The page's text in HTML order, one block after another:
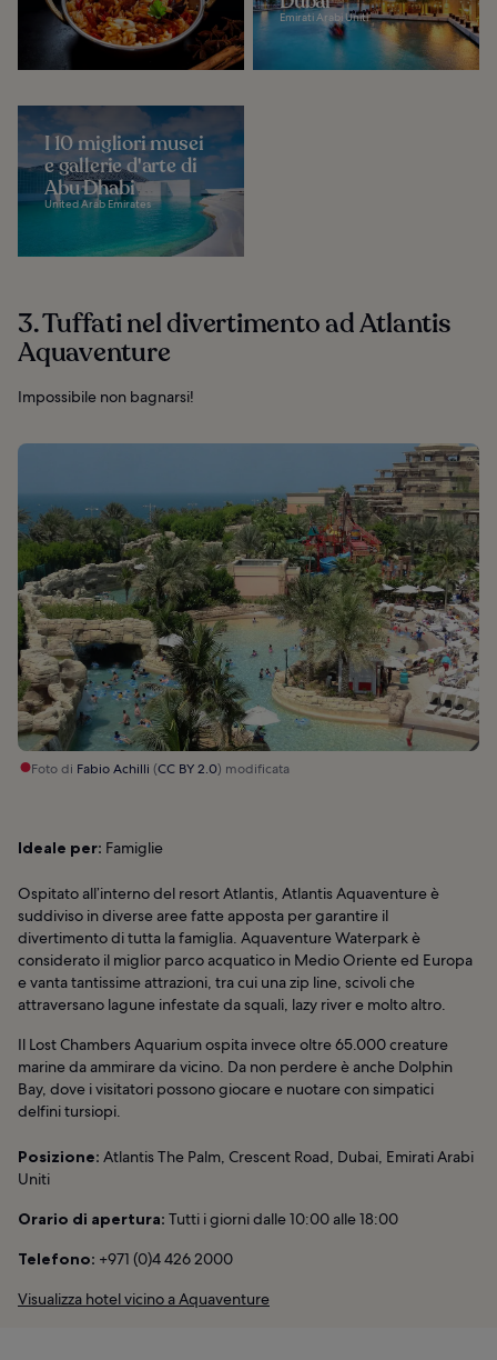
Emirati Arabi Uniti
I 10 migliori musei
e gallerie d'arte di
Abu Dhabi
United Arab Emirates
3. Tuffati nel divertimento ad Atlantis
Aquaventure
Impossibile non bagnarsi!
Foto di Fabio Achilli (CC BY 2.0) modificata
Ideale per: Famiglie
Ospitato all’interno del resort Atlantis, Atlantis Aquaventure è
suddiviso in diverse aree fatte apposta per garantire il
divertimento di tutta la famiglia. Aquaventure Waterpark è
considerato il miglior parco acquatico in Medio Oriente ed Europa
e vanta tantissime attrazioni, tra cui una zip line, scivoli che
attraversano lagune infestate da squali, lazy river e molto altro.
Il Lost Chambers Aquarium ospita invece oltre 65.000 creature
marine da ammirare da vicino. Da non perdere è anche Dolphin
Bay, dove i visitatori possono giocare e nuotare con simpatici
delfini tursiopi.
Posizione: Atlantis The Palm, Crescent Road, Dubai, Emirati Arabi
Uniti
Orario di apertura: Tutti i giorni dalle 10:00 alle 18:00
Telefono: +971 (0)4 426 2000
Visualizza hotel vicino a Aquaventure